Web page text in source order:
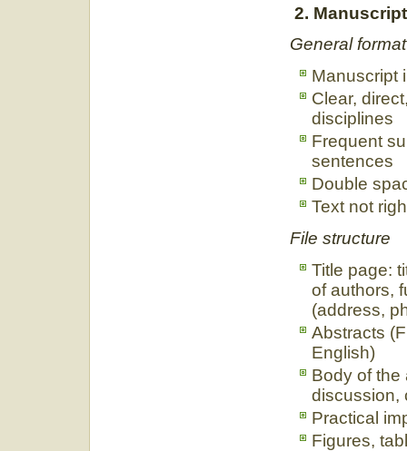
2.
General format
Manuscript
Clear,
disciplines
Frequent
sentences
Double
Text not
File structure
Title page:
of authors,
(address,
Abstracts
English)
Body of the
discussion,
Practical
Figures,